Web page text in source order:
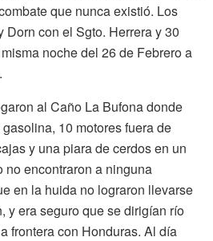
que nunca existió. Los
con el Sgto. Herrera y 30
noche del 26 de Febrero a
al Caño La Bufona donde
10 motores fuera de
y una piara de cerdos en un
no encontraron a ninguna
en la huida no lograron llevarse
y era seguro que se dirigían río
frontera con Honduras. Al día